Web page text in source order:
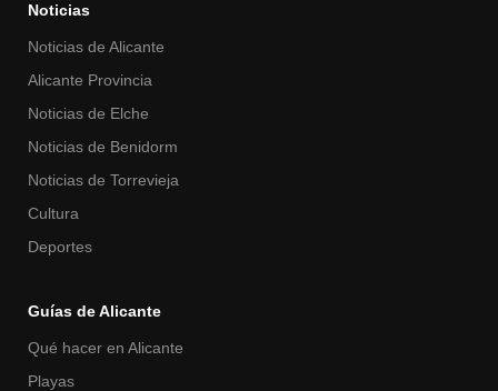
Noticias
Noticias de Alicante
Alicante Provincia
Noticias de Elche
Noticias de Benidorm
Noticias de Torrevieja
Cultura
Deportes
Guías de Alicante
Qué hacer en Alicante
Playas